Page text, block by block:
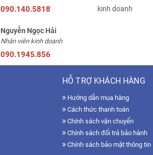
090.140.5818
Nguyễn Ngọc Hải
Nhân viên kinh doanh
090.1945.856
HỖ TRỢ KHÁCH HÀNG
Hướng dẫn mua hàng
Cách thức thanh toán
Chính sách vận chuyển
Chính sách đổi trả bảo hành
Chính sách bảo mật thông tin